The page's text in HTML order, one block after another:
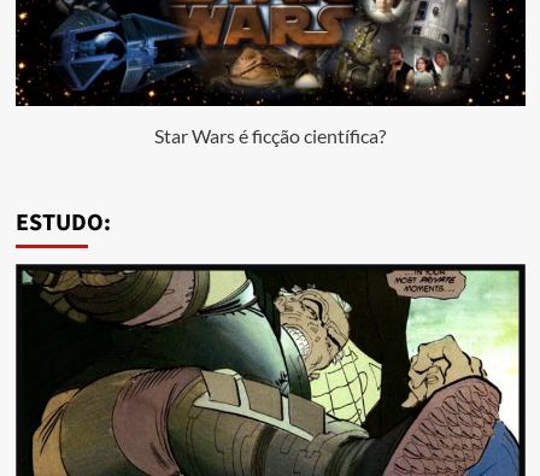
Star Wars é ficção científica?
ESTUDO: